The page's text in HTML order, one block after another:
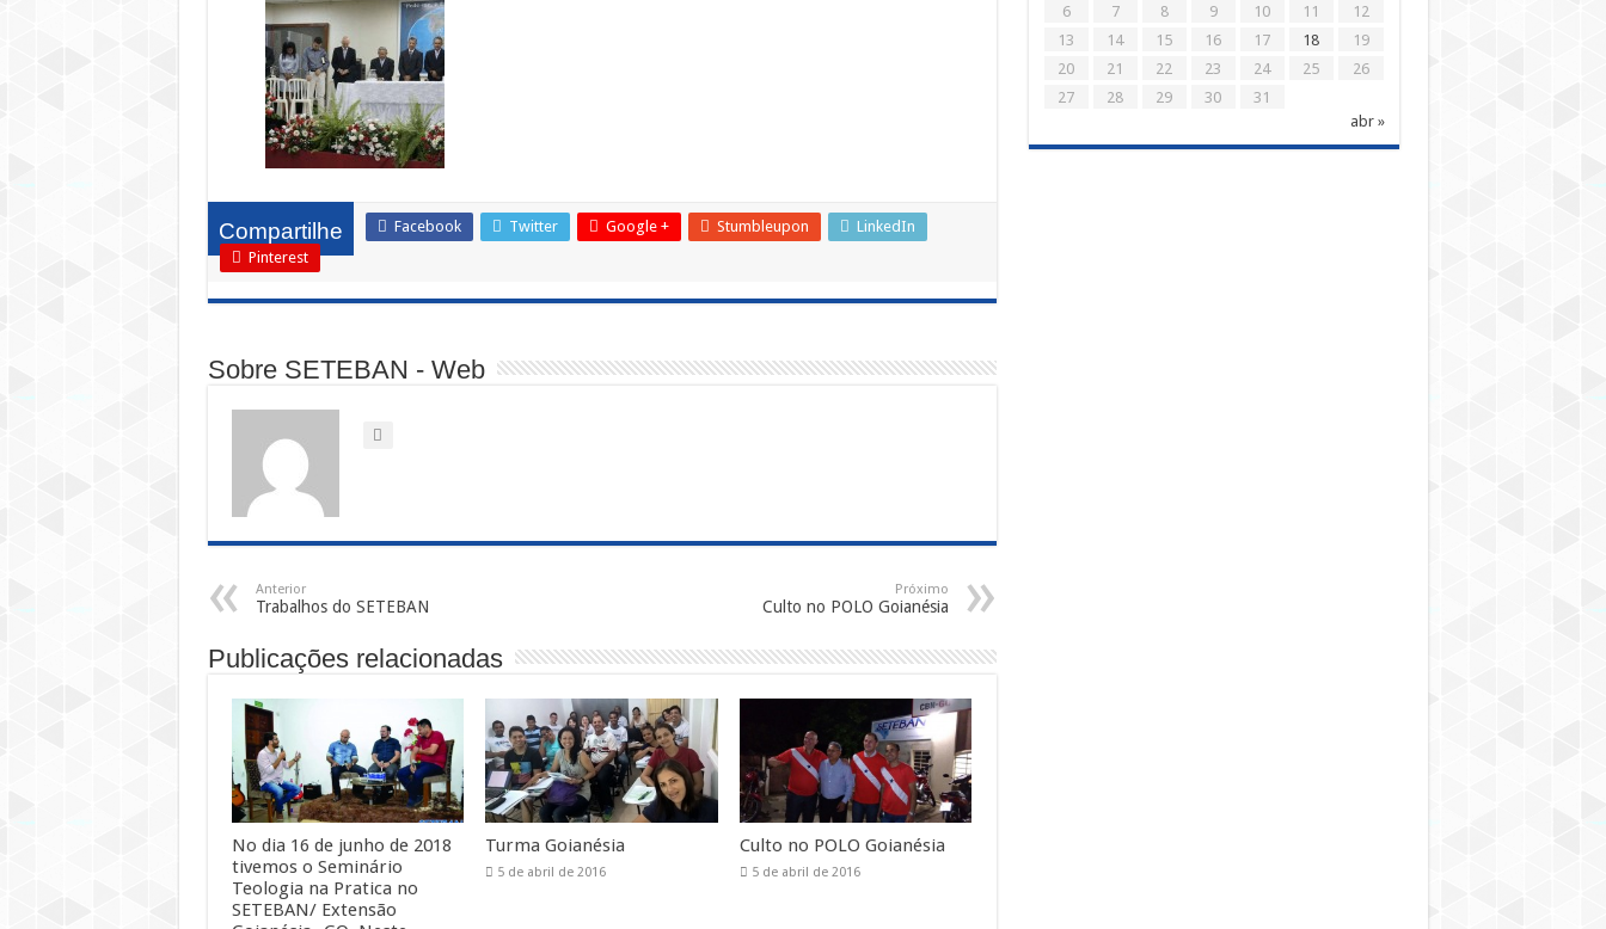
Compartilhe Facebook Twitter Google + Stumbleupon
LinkedIn
Pinterest
Sobre SETEBAN - Web
Anterior
Trabalhos do SETEBAN
Próximo
Culto no POLO Goianésia
Publicações relacionadas
No dia 16 de junho de 2018
tivemos o Seminário
Teologia na Pratica no
SETEBAN/ Extensão
Turma Goianésia
5 de abril de 2016
Culto no POLO Goianésia
5 de abril de 2016
abr »
6
7 8 9 10 11
12
13
14 15 16 17 18
19
20
21 22 23 24 25
26
27
28 29 30 31